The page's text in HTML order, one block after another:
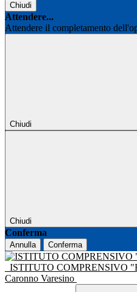
Chiudi
Attendere...
Attendere il completamento
Chiudi
Chiudi
Conferma
Annulla Conferma
ISTITUTO COMPRENSIVO
Caronno Varesino